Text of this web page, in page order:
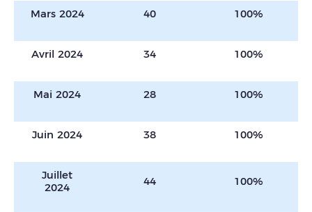
Mars 2024 40 100%
Avril 2024 34 100%
Mai 2024 28 100%
Juin 2024 38 100%
Juillet
2024
44 100%